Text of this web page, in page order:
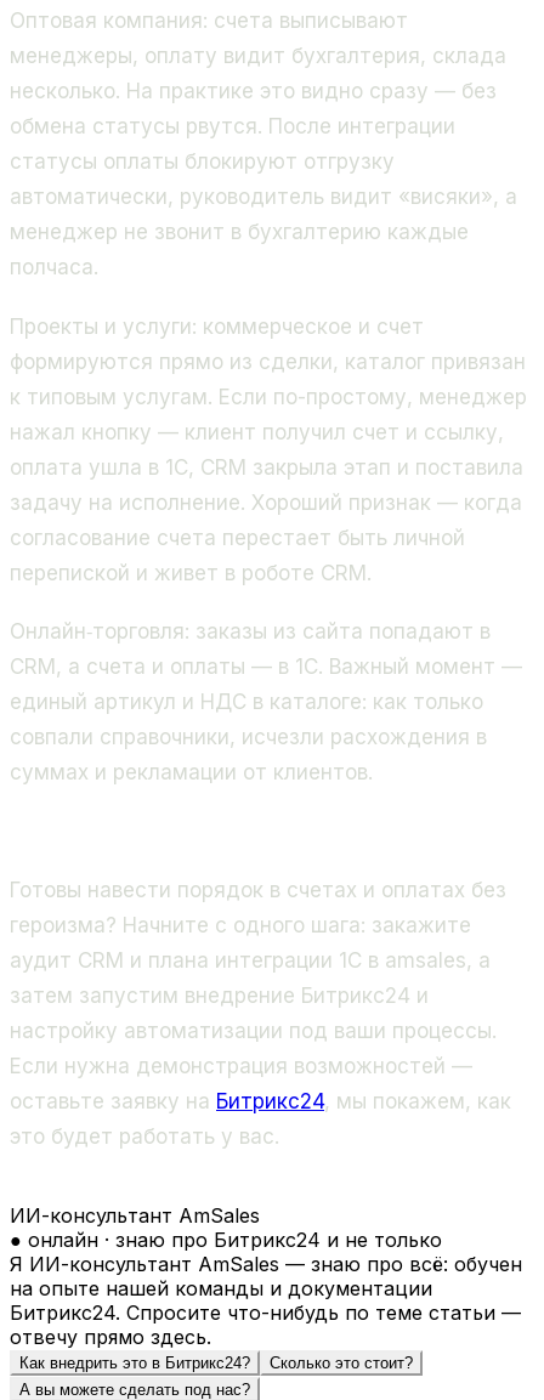
Оптовая компания: счета выписывают
менеджеры, оплату видит бухгалтерия, склада
несколько. На практике это видно сразу — без
обмена статусы рвутся. После интеграции
статусы оплаты блокируют отгрузку
автоматически, руководитель видит «висяки», а
менеджер не звонит в бухгалтерию каждые
полчаса.
Проекты и услуги: коммерческое и счет
формируются прямо из сделки, каталог привязан
к типовым услугам. Если по-простому, менеджер
нажал кнопку — клиент получил счет и ссылку,
оплата ушла в 1С, CRM закрыла этап и поставила
задачу на исполнение. Хороший признак — когда
согласование счета перестает быть личной
перепиской и живет в роботе CRM.
Онлайн‑торговля: заказы из сайта попадают в
CRM, а счета и оплаты — в 1С. Важный момент —
единый артикул и НДС в каталоге: как только
совпали справочники, исчезли расхождения в
суммах и рекламации от клиентов.
Готовы навести порядок в счетах и оплатах без
героизма? Начните с одного шага: закажите
аудит CRM и плана интеграции 1С в amsales, а
затем запустим внедрение Битрикс24 и
настройку автоматизации под ваши процессы.
Если нужна демонстрация возможностей —
оставьте заявку на Битрикс24, мы покажем, как
это будет работать у вас.
ИИ-консультант AmSales
● онлайн · знаю про Битрикс24 и не только
Я ИИ-консультант AmSales — знаю про всё: обучен
на опыте нашей команды и документации
Битрикс24. Спросите что-нибудь по теме статьи —
отвечу прямо здесь.
Как внедрить это в Битрикс24?
Сколько это стоит?
А вы можете сделать под нас?